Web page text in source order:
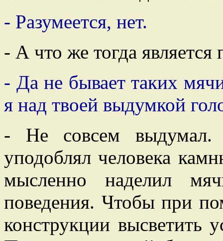
- Разумеется, нет.
- А что же тогда
- Да не бывает таких
я над твоей выдумкой
- Не совсем выдумал.
уподоблял человека
мысленно наделил
поведения. Чтобы при
конструкции высветить